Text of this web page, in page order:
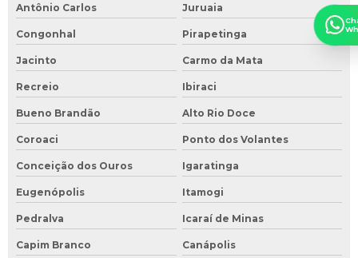
Antônio Carlos Juruaia
Congonhal Pirapetinga
Jacinto Carmo da Mata
Recreio Ibiraci
Bueno Brandão Alto Rio Doce
Coroaci Ponto dos Volantes
Conceição dos Ouros Igaratinga
Eugenópolis Itamogi
Pedralva Icaraí de Minas
Capim Branco Canápolis